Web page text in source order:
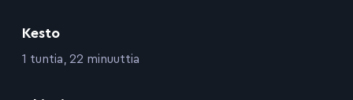
Kesto
:1 tuntia, 22 minuuttia